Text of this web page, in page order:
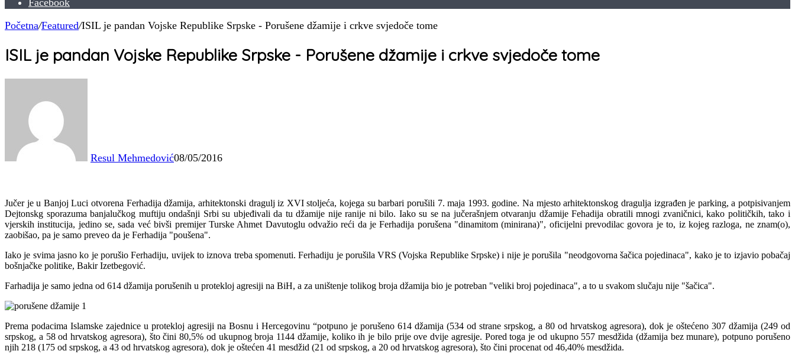
Facebook
Početna/Featured/ISIL je pandan Vojske Republike Srpske - Porušene džamije i crkve svjedoče tome
ISIL je pandan Vojske Republike Srpske - Porušene džamije i crkve svjedoče tome
Resul Mehmedović08/05/2016
Jučer je u Banjoj Luci otvorena Ferhadija džamija, arhitektonski dragulj iz XVI stoljeća, kojega su barbari porušili 7. maja 1993. godine. Na mjesto arhitektonskog dragulja izgrađen je parking, a potpisivanjem
Dejtonskg sporazuma banjalučkog muftiju ondašnji Srbi su ubjeđivali da tu džamije nije ranije ni bilo. Iako su se na jučerašnjem otvaranju džamije Fehadija obratili mnogi zvaničnici, kako političkih, tako i
vjerskih institucija, jedino se, sada već bivši premijer Turske Ahmet Davutoglu odvažio reći da je Ferhadija porušena "dinamitom (minirana)", oficijelni prevodilac govora je to, iz kojeg razloga, ne znam(o),
zaobišao, pa je samo preveo da je Ferhadija "poušena".
Iako je svima jasno ko je porušio Ferhadiju, uvijek to iznova treba spomenuti. Ferhadiju je porušila VRS (Vojska Republike Srpske) i nije je porušila "neodgovorna šačica pojedinaca", kako je to izjavio pobačaj
bošnjačke politike, Bakir Izetbegović.
Farhadija je samo jedna od 614 džamija porušenih u protekloj agresiji na BiH, a za uništenje tolikog broja džamija bio je potreban "veliki broj pojedinaca", a to u svakom slučaju nije "šačica".
Prema podacima Islamske zajednice u protekloj agresiji na Bosnu i Hercegovinu “potpuno je porušeno 614 džamija (534 od strane srpskog, a 80 od hrvatskog agresora), dok je oštećeno 307 džamija (249 od
srpskog, a 58 od hrvatskog agresora), što čini 80,5% od ukupnog broja 1144 džamije, koliko ih je bilo prije ove dvije agresije. Pored toga je od ukupno 557 mesdžida (džamija bez munare), potpuno porušeno
njih 218 (175 od srpskog, a 43 od hrvatskog agresora), dok je oštećen 41 mesdžid (21 od srpskog, a 20 od hrvatskog agresora), što čini procenat od 46,40% mesdžida.